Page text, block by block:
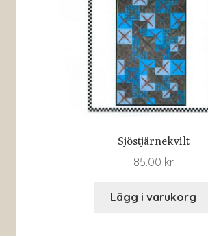
Sjöstjärnekvilt
85.00 kr
Lägg i varukorg